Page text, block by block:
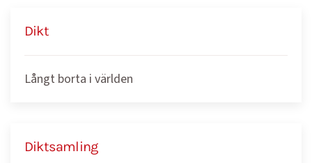
Dikt
Långt borta i världen
Diktsamling